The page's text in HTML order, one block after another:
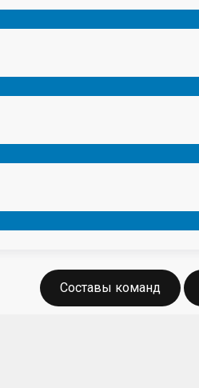
Составы команд